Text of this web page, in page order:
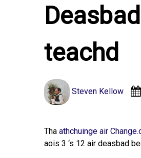
teachd
Steven Kellow
Tha athchuinge air
aois 3 ‘s 12 air deasbad